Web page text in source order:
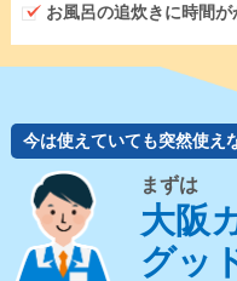
お風呂の追炊きに時間が
今は使えていても突然使え
まずは
大阪
グッ